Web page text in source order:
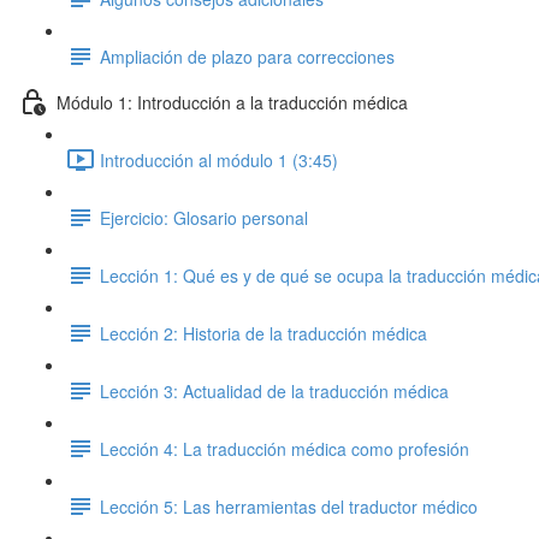
Ampliación de plazo para correcciones
Módulo 1: Introducción a la traducción médica
Introducción al módulo 1 (3:45)
Ejercicio: Glosario personal
Lección 1: Qué es y de qué se ocupa la traducción
Lección 2: Historia de la traducción médica
Lección 3: Actualidad de la traducción médica
Lección 4: La traducción médica como profesión
Lección 5: Las herramientas del traductor médico